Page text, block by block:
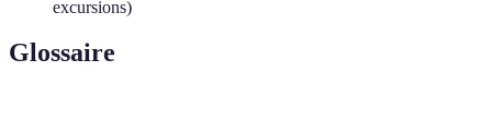
excursions)
Glossaire